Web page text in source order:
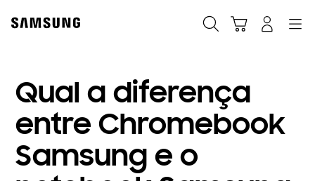
content
Qual a diferença
entre Chromebook
Samsung e o